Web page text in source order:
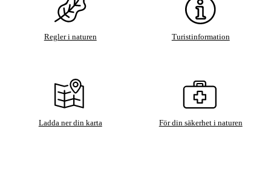
Regler i naturen Turistinformation
Ladda ner din karta För din säkerhet i naturen